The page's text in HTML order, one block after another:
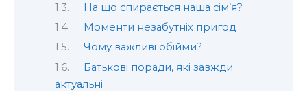
На що спирається наша сім’я?
Моменти незабутніх пригод
Чому важливі обійми?
Батькові поради, які завжди
актуальні